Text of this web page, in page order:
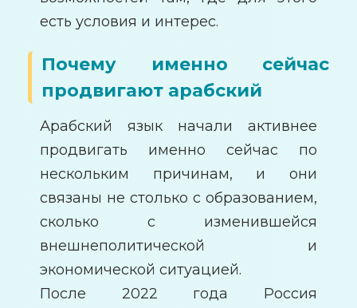
есть условия и интерес.
Почему именно сейчас
продвигают арабский
Арабский язык начали активнее
продвигать именно сейчас по
нескольким причинам, и они
связаны не столько с образованием,
сколько с изменившейся
внешнеполитической и
экономической ситуацией.
После 2022 года Россия